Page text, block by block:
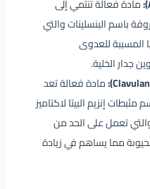
مادة فعالة تنتمي إلى
باسم البنسلينات والتي
المسببة للعدوى
جدار الخلية.
مادة فعالة تعد
إنزيم البيتا لاكتاميز
تعمل على الحد من
مما يساهم في زيادة